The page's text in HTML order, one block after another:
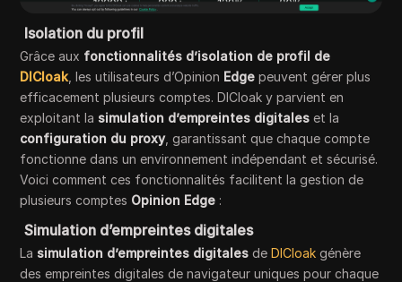
Isolation du profil
Grâce aux fonctionnalités d’isolation de profil de
DICloak , les utilisateurs d’Opinion Edge peuvent gérer plus
efficacement plusieurs comptes. DICloak y parvient en
exploitant la simulation d’empreintes digitales et la
configuration du proxy, garantissant que chaque compte
fonctionne dans un environnement indépendant et sécurisé.
Voici comment ces fonctionnalités facilitent la gestion de
plusieurs comptes Opinion Edge :
Simulation d’empreintes digitales
La simulation d’empreintes digitales deDICloak génère
des empreintes digitales de navigateur uniques pour chaque